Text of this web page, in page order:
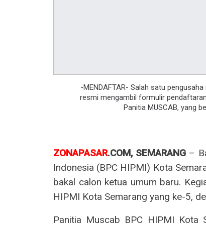
-MENDAFTAR- Salah satu
resmi mengambil formulir
Panitia MUSCAB, yang
ZONAPASAR.COM, SEMARANG –
Indonesia (BPC HIPMI) Kota
bakal calon ketua umum baru.
HIPMI Kota Semarang yang ke-5,
Panitia Muscab BPC HIPMI Kota